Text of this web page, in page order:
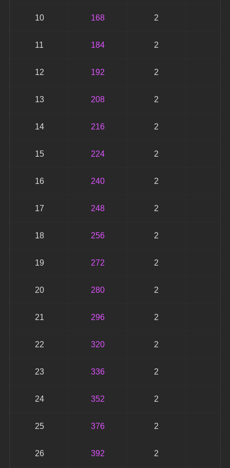
10 168 2
11 184 2
12 192 2
13 208 2
14 216 2
15 224 2
16 240 2
17 248 2
18 256 2
19 272 2
20 280 2
21 296 2
22 320 2
23 336 2
24 352 2
25 376 2
26 392 2